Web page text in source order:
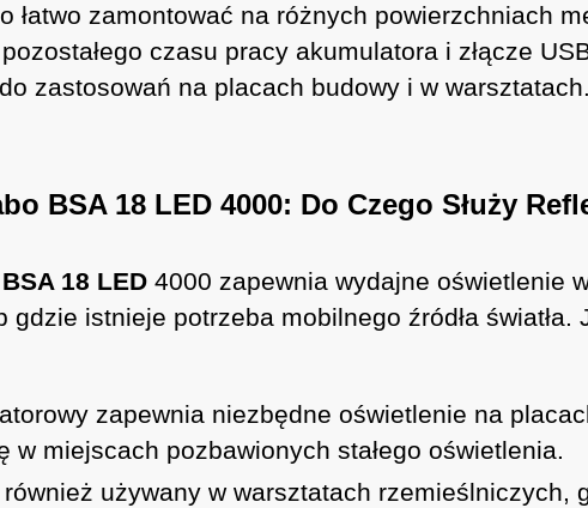
łatwo zamontować na różnych powierzchniach
czasu pracy akumulatora i złącze
zastosowań na placach budowy i w warsztatach.
BSA 18 LED 4000: Do Czego Służy
18 LED 4000 zapewnia wydajne oświetlenie
istnieje potrzeba mobilnego źródła
zapewnia niezbędne oświetlenie na
miejscach pozbawionych stałego oświetlenia.
również używany w warsztatach rzemieślniczych,